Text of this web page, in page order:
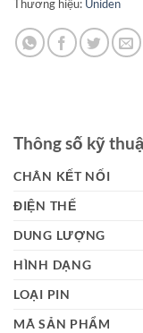
Thương hiệu: Uniden
Thông số kỹ
CHÂN KẾT NỐI
ĐIỆN THẾ
DUNG LƯỢNG
HÌNH DẠNG
LOẠI PIN
MÃ SẢN PHẨM